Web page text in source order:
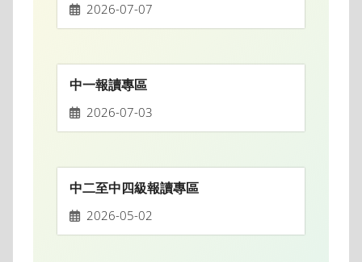
2026-07-07
中一報讀專區
2026-07-03
中二至中四級報讀專區
2026-05-02